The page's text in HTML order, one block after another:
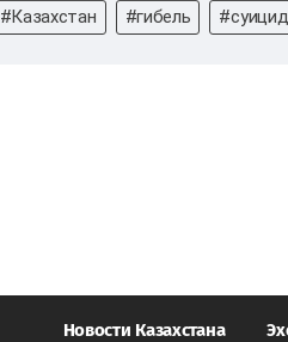
#Казахстан #гибель #суицид
Новости Казахстана